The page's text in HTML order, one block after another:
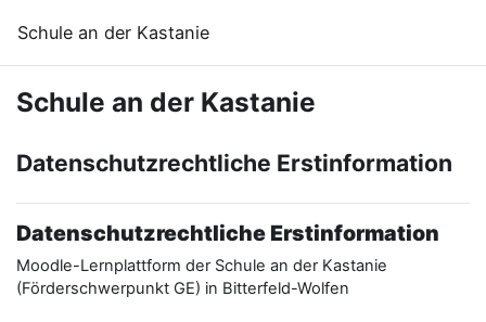
Schule an der Kastanie
Schule an der Kastanie
Datenschutzrechtliche Erstinformation
Datenschutzrechtliche Erstinformation
Moodle-Lernplattform der Schule an der Kastanie
(Förderschwerpunkt GE) in Bitterfeld-Wolfen